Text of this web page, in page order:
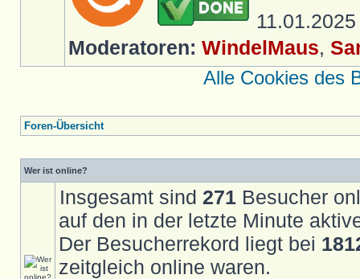
Moderatoren: WindelMaus,
Alle Cookies des
Foren-Übersicht
Wer ist online?
Insgesamt sind 271 Besucher
auf den in der letzte Minute
Der Besucherrekord liegt bei
zeitgleich online waren.